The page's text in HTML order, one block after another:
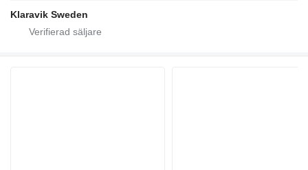
Klaravik Sweden